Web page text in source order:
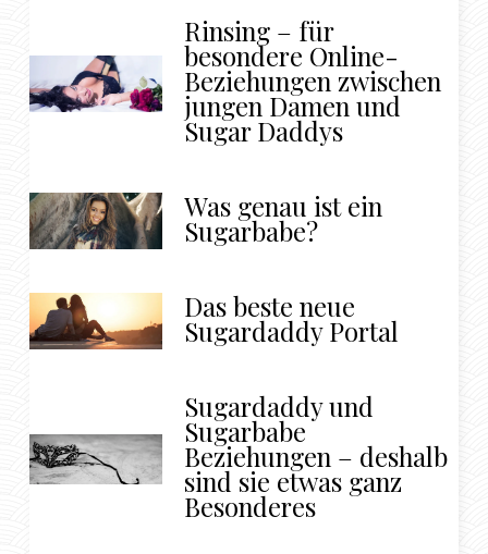
Rinsing – für
besondere Online-
Beziehungen zwischen
jungen Damen und
Sugar Daddys
Was genau ist ein
Sugarbabe?
Das beste neue
Sugardaddy Portal
Sugardaddy und
Sugarbabe
Beziehungen – deshalb
sind sie etwas ganz
Besonderes